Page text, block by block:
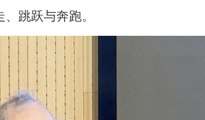
跳跃与奔跑。